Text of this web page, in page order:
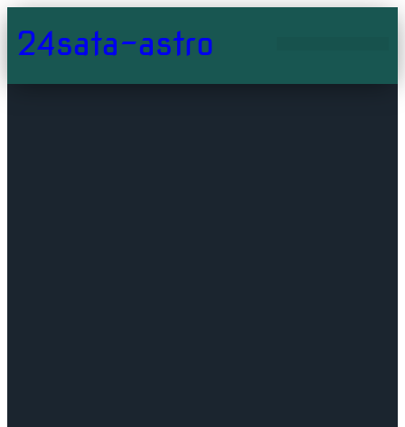
24sata-astro